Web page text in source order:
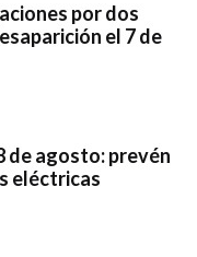
por dos
el 7 de
de agosto: prevén
eléctricas